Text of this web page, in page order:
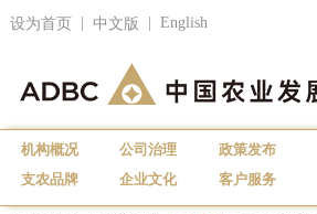
设为首页 中文版 English
机构概况 公司治理 政策发布
支农品牌
企业文化 客户服务